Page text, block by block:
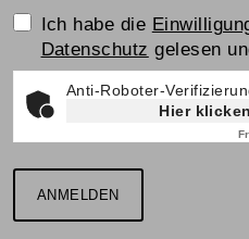
Einwilligungserklärung
Ich habe die
Datenschutz gelesen
Anti-Roboter-
Hier klicken
ANMELDEN